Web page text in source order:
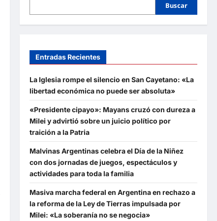
Buscar
Entradas Recientes
La Iglesia rompe el silencio en San Cayetano: «La
libertad económica no puede ser absoluta»
«Presidente cipayo»: Mayans cruzó con dureza a
Milei y advirtió sobre un juicio político por
traición a la Patria
Malvinas Argentinas celebra el Día de la Niñez
con dos jornadas de juegos, espectáculos y
actividades para toda la familia
Masiva marcha federal en Argentina en rechazo a
la reforma de la Ley de Tierras impulsada por
Milei: «La soberanía no se negocia»